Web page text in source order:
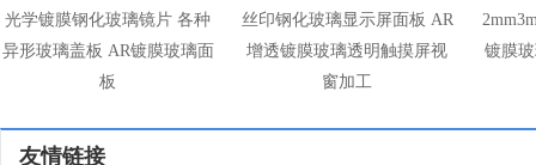
光学镀膜钢化玻璃镜片 各种
异形玻璃盖板 AR镀膜玻璃面
板
丝印钢化玻璃显示屏面板 AR
增透镀膜玻璃透明触摸屏视
窗加工
镀膜
友情链接